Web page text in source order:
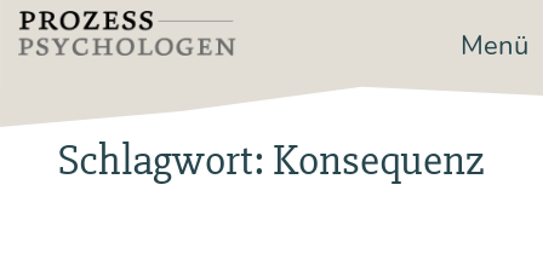
Zum
Inhalt
Prozesspsychologen Menü
Schlagwort: Konsequenz